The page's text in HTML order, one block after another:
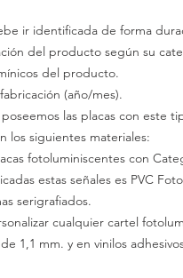
ir identificada de forma
del producto según su
del producto.
(año/mes).
las placas con este
los siguientes materiales:
fotoluminiscentes con
estas señales es PVC
serigrafiados.
cualquier cartel
1,1 mm. y en vinilos